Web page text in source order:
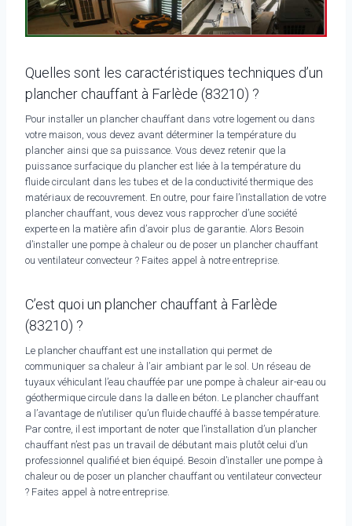
Quelles sont les caractéristiques techniques d’un
plancher chauffant à Farlède (83210) ?
Pour installer un plancher chauffant dans votre logement ou dans
votre maison, vous devez avant déterminer la température du
plancher ainsi que sa puissance. Vous devez retenir que la
puissance surfacique du plancher est liée à la température du
fluide circulant dans les tubes et de la conductivité thermique des
matériaux de recouvrement. En outre, pour faire l’installation de votre
plancher chauffant, vous devez vous rapprocher d’une société
experte en la matière afin d’avoir plus de garantie. Alors Besoin
d’installer une pompe à chaleur ou de poser un plancher chauffant
ou ventilateur convecteur ? Faites appel à notre entreprise.
C’est quoi un plancher chauffant à Farlède
(83210) ?
Le plancher chauffant est une installation qui permet de
communiquer sa chaleur à l’air ambiant par le sol. Un réseau de
tuyaux véhiculant l’eau chauffée par une pompe à chaleur air-eau ou
géothermique circule dans la dalle en béton. Le plancher chauffant
a l’avantage de n’utiliser qu’un fluide chauffé à basse température.
Par contre, il est important de noter que l’installation d’un plancher
chauffant n’est pas un travail de débutant mais plutôt celui d’un
professionnel qualifié et bien équipé. Besoin d’installer une pompe à
chaleur ou de poser un plancher chauffant ou ventilateur convecteur
? Faites appel à notre entreprise.